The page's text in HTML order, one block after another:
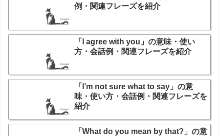
例・関連フレーズを紹介
「I agree with you」の意味・使い
方・会話例・関連フレーズを紹介
「I’m not sure what to say」の意
味・使い方・会話例・関連フレーズを
紹介
「What do you mean by that?」の意